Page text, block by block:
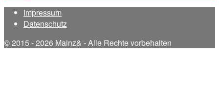
Impressum
Datenschutz
© 2015 - 2026 Mainz& - Alle Rechte vorbehalten